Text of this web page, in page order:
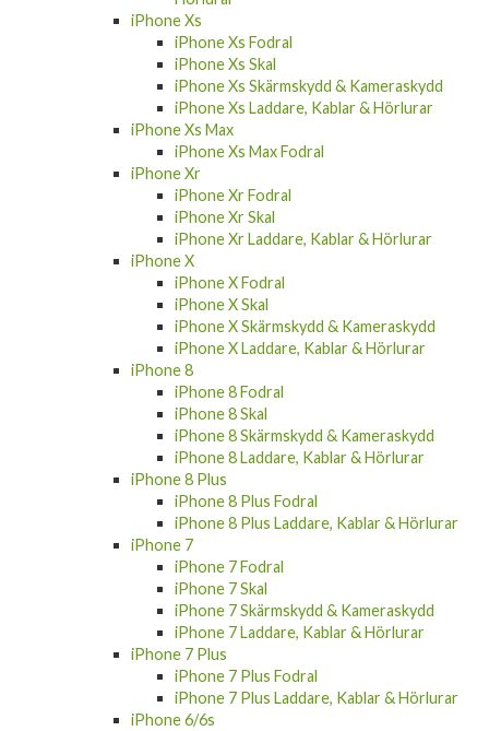
iPhone Xs
iPhone Xs Fodral
iPhone Xs Skal
iPhone Xs Skärmskydd & Kameraskydd
iPhone Xs Laddare, Kablar & Hörlurar
iPhone Xs Max
iPhone Xs Max Fodral
iPhone Xr
iPhone Xr Fodral
iPhone Xr Skal
iPhone Xr Laddare, Kablar & Hörlurar
iPhone X
iPhone X Fodral
iPhone X Skal
iPhone X Skärmskydd & Kameraskydd
iPhone X Laddare, Kablar & Hörlurar
iPhone 8
iPhone 8 Fodral
iPhone 8 Skal
iPhone 8 Skärmskydd & Kameraskydd
iPhone 8 Laddare, Kablar & Hörlurar
iPhone 8 Plus
iPhone 8 Plus Fodral
iPhone 8 Plus Laddare, Kablar & Hörlurar
iPhone 7
iPhone 7 Fodral
iPhone 7 Skal
iPhone 7 Skärmskydd & Kameraskydd
iPhone 7 Laddare, Kablar & Hörlurar
iPhone 7 Plus
iPhone 7 Plus Fodral
iPhone 7 Plus Laddare, Kablar & Hörlurar
iPhone 6/6s